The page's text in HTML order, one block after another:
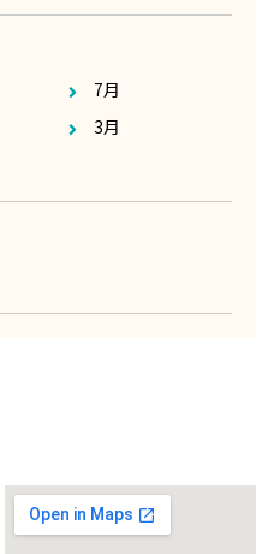
7月
3月